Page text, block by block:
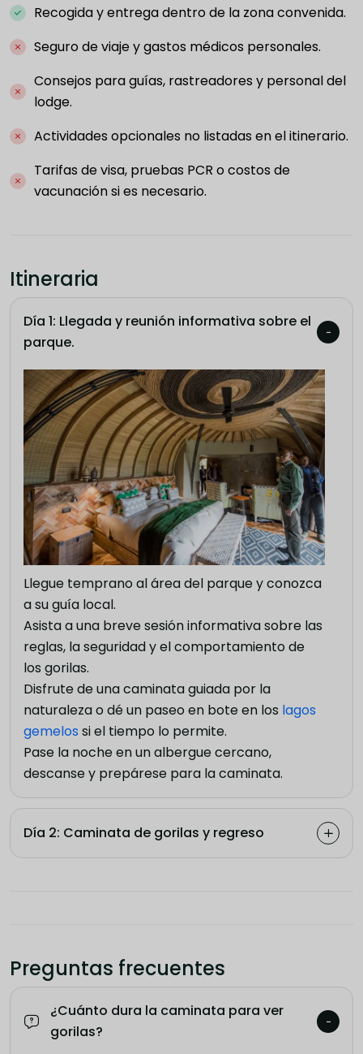
Recogida y entrega dentro de la zona convenida.
Seguro de viaje y gastos médicos personales.
Consejos para guías, rastreadores y personal del
lodge.
Actividades opcionales no listadas en el itinerario.
Tarifas de visa, pruebas PCR o costos de
vacunación si es necesario.
Itineraria
Día 1: Llegada y reunión informativa sobre el
parque.
Llegue temprano al área del parque y conozca
a su guía local.
Asista a una breve sesión informativa sobre las
reglas, la seguridad y el comportamiento de
los gorilas.
Disfrute de una caminata guiada por la
naturaleza o dé un paseo en bote en los lagos
gemelos si el tiempo lo permite.
Pase la noche en un albergue cercano,
descanse y prepárese para la caminata.
Día 2: Caminata de gorilas y regreso
Preguntas frecuentes
¿Cuánto dura la caminata para ver
gorilas?